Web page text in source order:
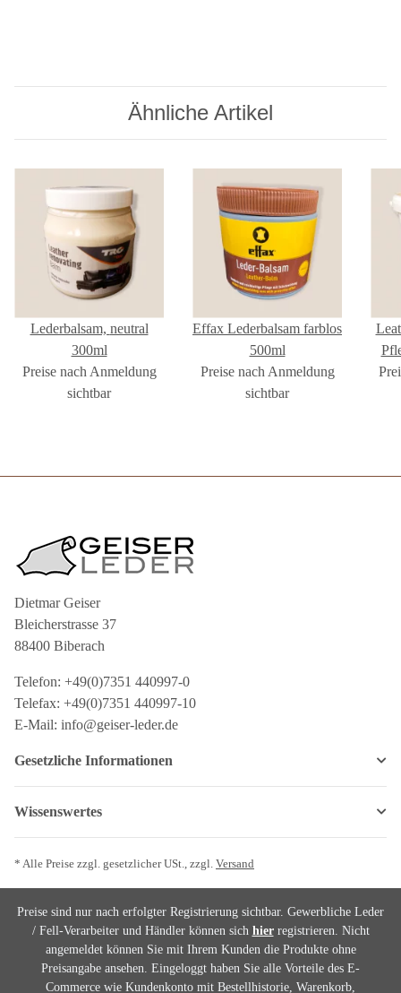
Ähnliche Artikel
Lederbalsam, neutral
300ml
Preise nach Anmeldung
sichtbar
Effax Lederbalsam farblos
500ml
Preise nach Anmeldung
sichtbar
Dietmar Geiser
Bleicherstrasse 37
88400 Biberach
Telefon: +49(0)7351 440997-0
Telefax: +49(0)7351 440997-10
E-Mail: info@geiser-leder.de
Gesetzliche Informationen
Wissenswertes
* Alle Preise zzgl. gesetzlicher USt., zzgl. Versand
Preise sind nur nach erfolgter Registrierung sichtbar. Gewerbliche Leder
/ Fell-Verarbeiter und Händler können sich hierregistrieren. Nicht
angemeldet können Sie mit Ihrem Kunden die Produkte ohne
Preisangabe ansehen. Eingeloggt haben Sie alle Vorteile des E-
Commerce wie Kundenkonto mit Bestellhistorie, Warenkorb,